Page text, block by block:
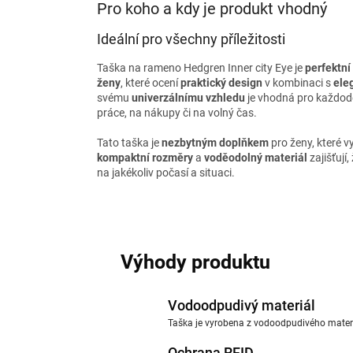
Pro koho a kdy je produkt vhodný
Ideální pro všechny příležitosti
Taška na rameno Hedgren Inner city Eye jeperfektní
ženy, které ocenípraktický design v kombinaci s
svému univerzálnímu vzhledu je vhodná pro
práce, na nákupy či na volný čas.
Tato taška jenezbytným doplňkem pro ženy, které
kompaktní rozměrya voděodolný materiál zajišťují,
na jakékoliv počasí a situaci.
Výhody produktu
Vodoodpudivý materiál
Taška je vyrobena z vodoodpudivého